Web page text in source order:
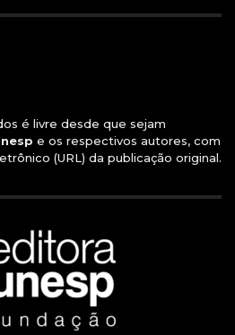
é livre desde que sejam
e os respectivos autores, com
(URL) da publicação original.